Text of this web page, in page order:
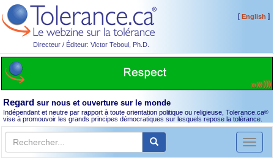
Directeur / Éditeur: Victor Teboul, Ph.D.
[English ]
Regard sur nous et ouverture sur le monde
Indépendant et neutre par rapport à toute orientation politique ou religieuse, Tolerance.ca®
vise à promouvoir les grands principes démocratiques sur lesquels repose la tolérance.
Toggle